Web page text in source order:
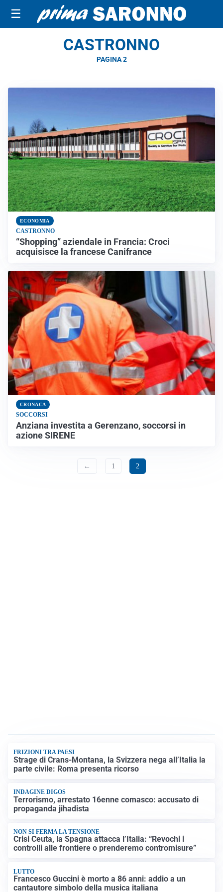
☰
CASTRONNO
PAGINA 2
ECONOMIA
CASTRONNO
“Shopping” aziendale in Francia: Croci
acquisisce la francese Canifrance
CRONACA
SOCCORSI
Anziana investita a Gerenzano, soccorsi in
azione SIRENE
← 1 2
FRIZIONI TRA PAESI
Strage di Crans-Montana, la Svizzera nega all’Italia la
parte civile: Roma presenta ricorso
INDAGINE DIGOS
Terrorismo, arrestato 16enne comasco: accusato di
propaganda jihadista
NON SI FERMA LA TENSIONE
Crisi Ceuta, la Spagna attacca l’Italia: “Revochi i
controlli alle frontiere o prenderemo contromisure”
LUTTO
Francesco Guccini è morto a 86 anni: addio a un
cantautore simbolo della musica italiana